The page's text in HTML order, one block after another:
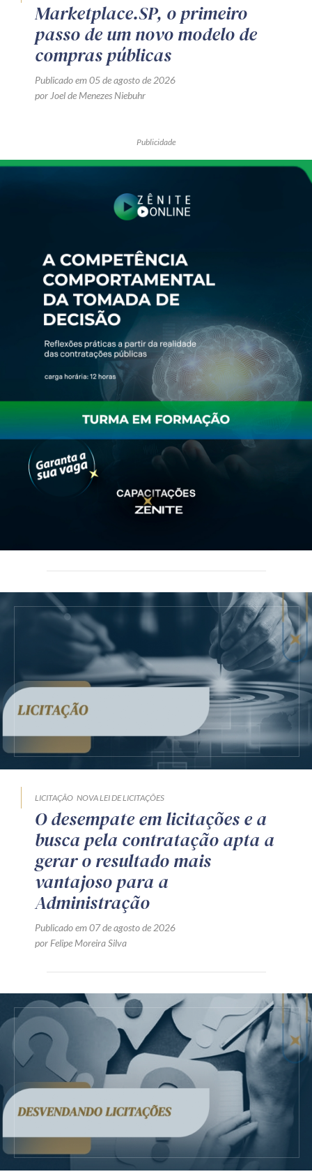
Marketplace.SP, o primeiro
passo de um novo modelo de
compras públicas
Publicado em 05 de agosto de 2026
por Joel de Menezes Niebuhr
Publicidade
LICITAÇÃO NOVA LEI DE LICITAÇÕES
O desempate em licitações e a
busca pela contratação apta a
gerar o resultado mais
vantajoso para a
Administração
Publicado em 07 de agosto de 2026
por Felipe Moreira Silva